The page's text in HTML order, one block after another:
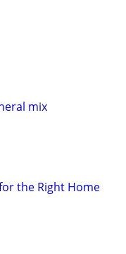
mix
the Right Home